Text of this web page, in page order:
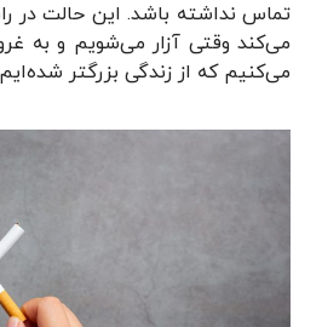
تماس نداشته باشد. این حالت در
می‌کند وقتی آزار می‌شویم و به
می‌کنیم که از زندگی بزرگتر